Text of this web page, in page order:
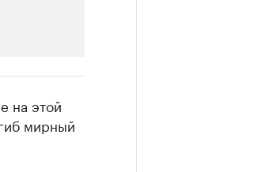
на этой
мирный